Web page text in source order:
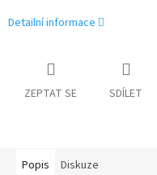
Detailní informace
ZEPTAT SE SDÍLET
Popis Diskuze